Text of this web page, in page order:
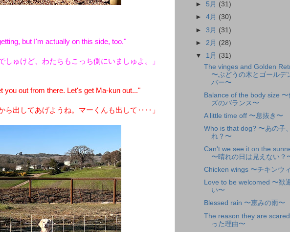
but I'm actually on this side, too."
しゅけど、わたちもこっち側にいましゅよ。」
you out from there. Let's get Ma-kun out..."
ら出してあげようね。マーくんも出して‥‥」
► 5月 (31)
►4月 (30)
►3月 (31)
► 2月 (28)
▼ 1月 (31)
The vinges and Golden
〜ぶどうの木とゴールデ
バー〜
Balance of the body size 〜
ズのバランス〜
A little time off 〜息抜き〜
Who is that dog? 〜あの子
れ？〜
Can't we see it on the
〜晴れの日は見えない？
Chicken wings 〜チキンウ
Love to be welcomed 〜歓
い〜
Blessed rain 〜恵みの雨〜
The reason they are
った理由〜